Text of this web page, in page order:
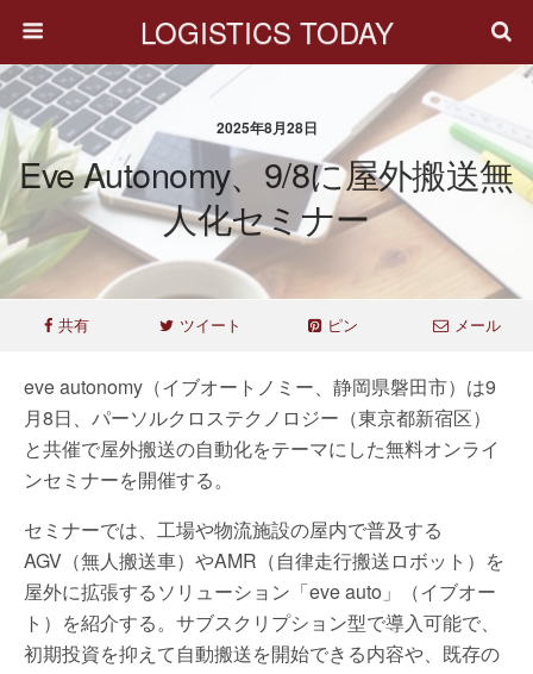
LOGISTICS TODAY
2025年8月28日
Eve Autonomy、9/8に屋外搬送無
人化セミナー
共有 ツイート ピン メール
eve autonomy（イブオートノミー、静岡県磐田市）は9
月8日、パーソルクロステクノロジー（東京都新宿区）
と共催で屋外搬送の自動化をテーマにした無料オンライ
ンセミナーを開催する。
セミナーでは、工場や物流施設の屋内で普及する
AGV（無人搬送車）やAMR（自律走行搬送ロボット）を
屋外に拡張するソリューション「eve auto」（イブオー
ト）を紹介する。サブスクリプション型で導入可能で、
初期投資を抑えて自動搬送を開始できる内容や、既存の